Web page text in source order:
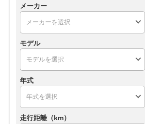
メーカー
モデル
年式
走行距離（km）